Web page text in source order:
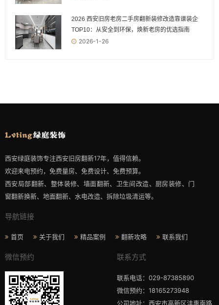
2026 西安旧房老房二手房翻新装修改造靠谱装企
TOP10：从安全到环保，焕新老房的优选指南
2026-1-26
西安绿庭装饰专注西安旧房翻新17年，值得信赖。
欢迎来电预约，免费量房、免费设计、免费预算。
西安局部翻新、整体装修、墙面翻新、卫生间改造、厨房装修、门
窗翻新换新、地面翻新、水电改造、拆除垃圾清运等。
导航链接
首页 关于我们 精品案例 翻新攻略 联系我们
微信预约 联系方式
联系电话：029-87385890
微信预约：18165273948
公司地址：西安市高新区沣惠南路